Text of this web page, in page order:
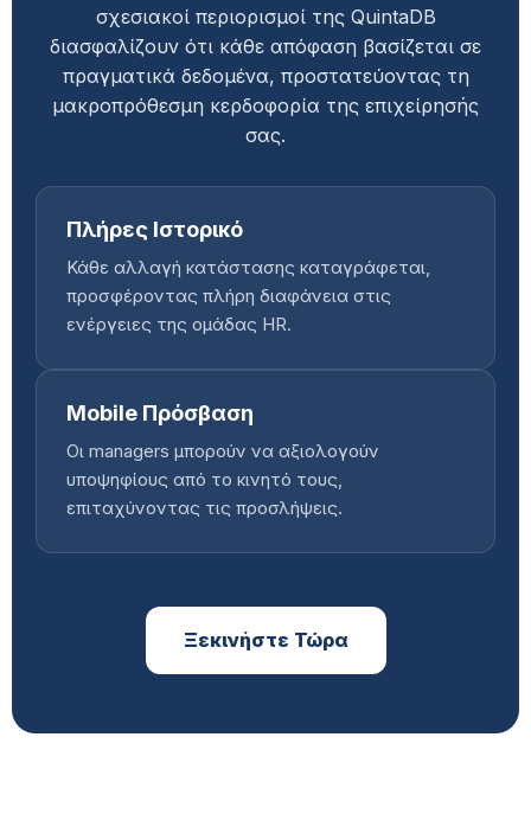
σχεσιακοί περιορισμοί της QuintaDB
διασφαλίζουν ότι κάθε απόφαση βασίζεται σε
πραγματικά δεδομένα, προστατεύοντας τη
μακροπρόθεσμη κερδοφορία της επιχείρησής
σας.
Πλήρες Ιστορικό
Κάθε αλλαγή κατάστασης καταγράφεται,
προσφέροντας πλήρη διαφάνεια στις
ενέργειες της ομάδας HR.
Mobile Πρόσβαση
Οι managers μπορούν να αξιολογούν
υποψηφίους από το κινητό τους,
επιταχύνοντας τις προσλήψεις.
Ξεκινήστε Τώρα